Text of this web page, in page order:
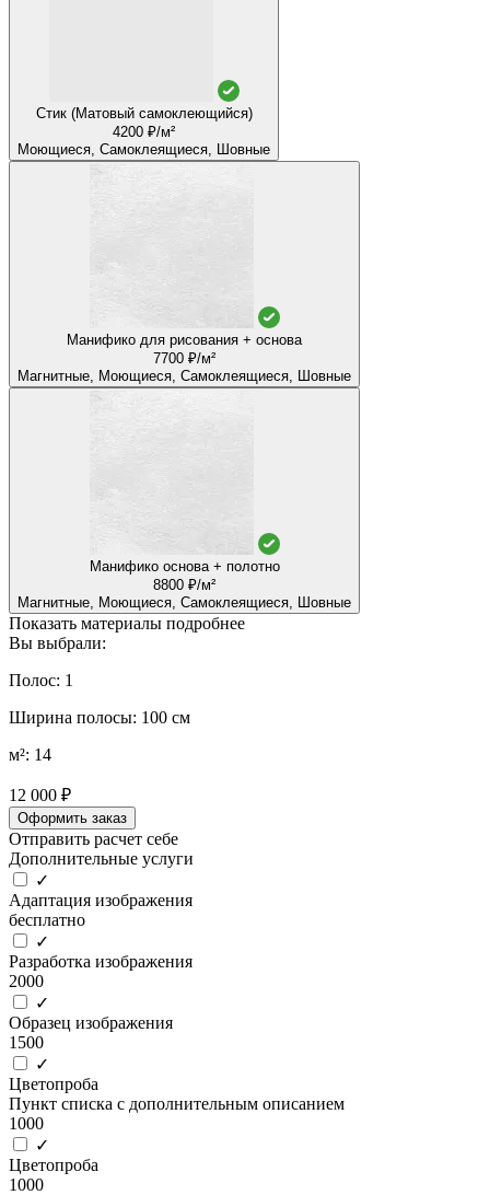
Стик (Матовый самоклеющийся)
4200 ₽/м²
Моющиеся, Самоклеящиеся, Шовные
Манифико для рисования + основа
7700 ₽/м²
Магнитные, Моющиеся, Самоклеящиеся, Шовные
Манифико основа + полотно
8800 ₽/м²
Магнитные, Моющиеся, Самоклеящиеся, Шовные
Показать материалы подробнее
Вы выбрали:
Полос: 1
Ширина полосы: 100 см
м²: 14
12 000 ₽
Оформить заказ
Отправить расчет себе
Дополнительные услуги
✓
Адаптация изображения
бесплатно
✓
Разработка изображения
2000
✓
Образец изображения
1500
✓
Цветопроба
Пункт списка с дополнительным описанием
1000
✓
Цветопроба
1000